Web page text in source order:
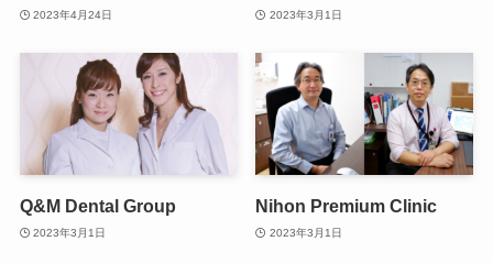
2023年4月24日 2023年3月1日
Q&M Dental Group
2023年3月1日
Nihon Premium Clinic
2023年3月1日